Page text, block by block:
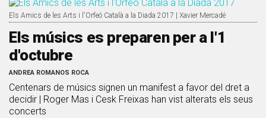
Els Amics de les Arts i l'Orfeó Català a la Diada 2017 | Xavier Mercadé
Els músics es preparen per a l'1
d'octubre
ANDREA ROMANOS ROCA
Centenars de músics signen un manifest a favor del dret a
decidir | Roger Mas i Cesk Freixas han vist alterats els seus
concerts